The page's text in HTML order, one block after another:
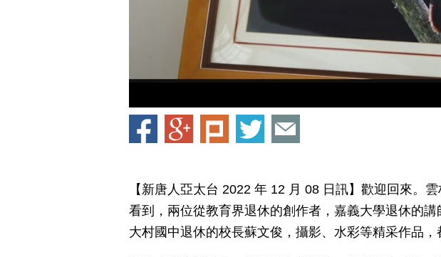
【新唐人亞太台 2022 年 12 月 08 日訊】歡迎回來。
看到，兩位從教育界退休的創作者，嘉義大學退休的
大村國中退休的校長蘇文俊，攝影、水彩等精采作品，